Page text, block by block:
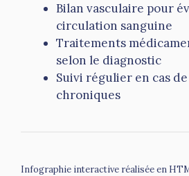
Bilan vasculaire pour
circulation sanguine
Traitements
selon le diagnostic
Suivi régulier en cas
chroniques
Infographie interactive réalisée en